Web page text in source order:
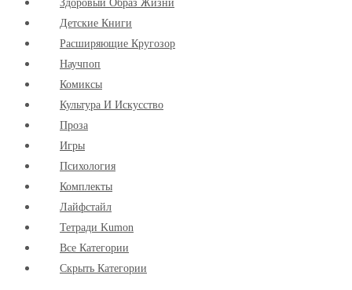
Здоровый Образ Жизни
Детские Книги
Расширяющие Кругозор
Научпоп
Комиксы
Культура И Искусство
Проза
Игры
Психология
Комплекты
Лайфстайл
Тетради Kumon
Все Категории
Скрыть Категории